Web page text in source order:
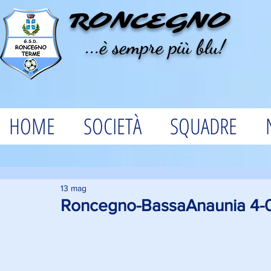
RONCEGNO
...è sempre più blu!
HOME SOCIETÀ SQUADRE
Roncegno-BassaAnaunia 4-
13 mag